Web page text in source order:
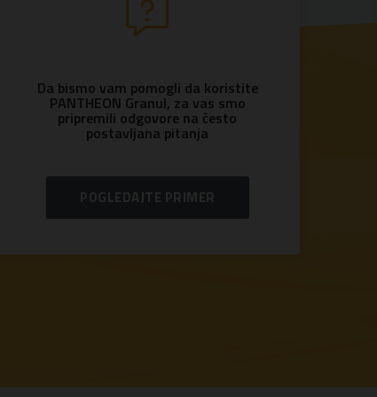
Da bismo vam pomogli da koristite
PANTHEON Granul, za vas smo
pripremili odgovore na često
postavljana pitanja
POGLEDAJTE PRIMER